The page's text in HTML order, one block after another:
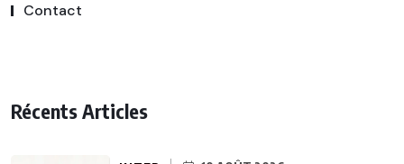
Contact
Récents Articles